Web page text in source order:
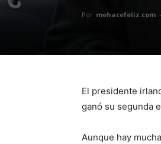
Por mehacefeliz.com -
El presidente
ganó su segunda
Aunque hay